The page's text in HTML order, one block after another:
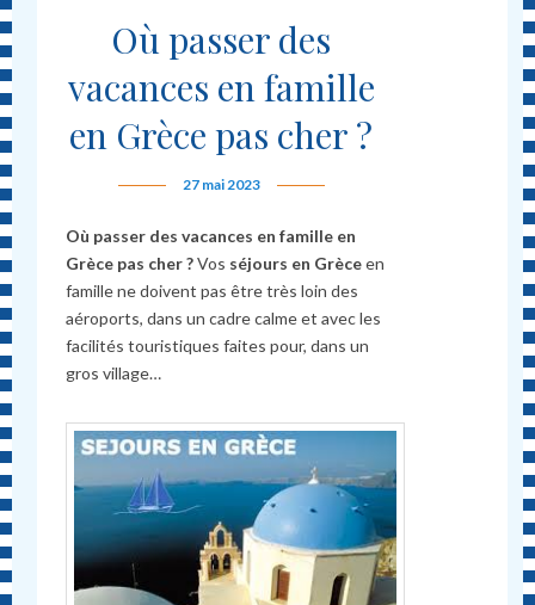
Où passer des
vacances en famille
en Grèce pas cher ?
27 mai 2023
Où passer des vacances en famille en
Grèce pas cher ?Vos séjours en Grèceen
famille ne doivent pas être très loin des
aéroports, dans un cadre calme et avec les
facilités touristiques faites pour, dans un
gros village…